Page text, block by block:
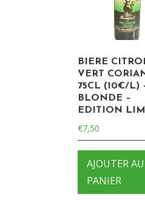
BIERE
VERT
75CL (10€/L)
BLONDE –
EDITION
€7,50
AJOUTER AU
PANIER